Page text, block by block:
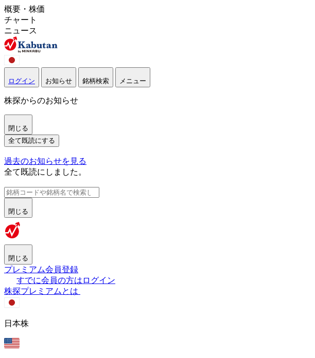
概要・株価
チャート
ニュース
ログイン お知らせ 銘柄検索 メニュー
株探からのお知らせ
閉じる
全て既読にする
過去のお知らせを見る
全て既読にしました。
閉じる
閉じる
プレミアム会員登録
すでに会員の方はログイン
株探プレミアムとは
日本株